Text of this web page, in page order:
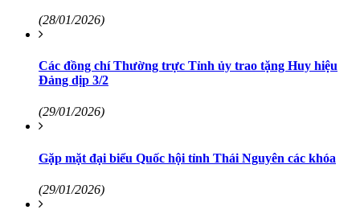
(28/01/2026)
Các đồng chí Thường trực Tỉnh ủy trao tặng Huy hiệu
Đảng dịp 3/2
(29/01/2026)
Gặp mặt đại biểu Quốc hội tỉnh Thái Nguyên các khóa
(29/01/2026)